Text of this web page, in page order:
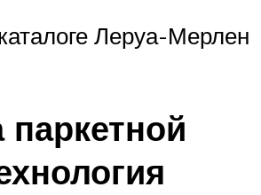
Леруа-Мерлен
паркетной